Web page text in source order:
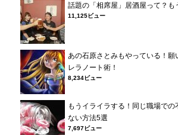
話題の「相席屋」居酒屋って？も
11,125ビュー
あの石原さとみもやっている！
レラノート術！
8,234ビュー
もうイライラする！同じ職場での
ない方法5選
7,697ビュー